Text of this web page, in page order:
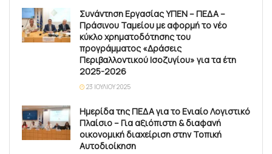
Συνάντηση Εργασίας ΥΠΕΝ – ΠΕΔΑ –
Πράσινου Ταμείου με αφορμή το νέο
κύκλο χρηματοδότησης του
προγράμματος «Δράσεις
Περιβαλλοντικού Ισοζυγίου» για τα έτη
2025-2026
23 ΙΟΥΛΊΟΥ 2025
Ημερίδα της ΠΕΔΑ για το Ενιαίο Λογιστικό
Πλαίσιο – Για αξιόπιστη & διαφανή
οικονομική διαχείριση στην Τοπική
Αυτοδιοίκηση